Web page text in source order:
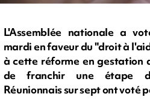
L'Assemblée nationale a
mardi en faveur du "droit à
à cette réforme en gestation
de franchir une étape
Réunionnais sur sept ont voté